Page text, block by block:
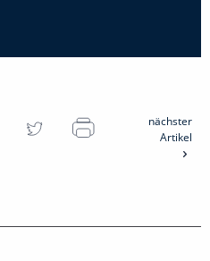
nächster
Artikel